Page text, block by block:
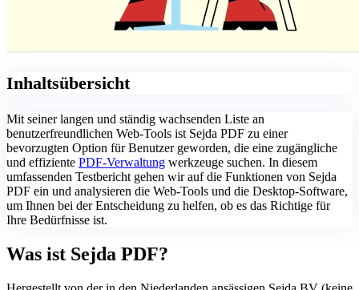
Inhaltsübersicht
Mit seiner langen und ständig wachsenden Liste an
benutzerfreundlichen Web-Tools ist Sejda PDF zu einer
bevorzugten Option für Benutzer geworden, die eine zugängliche
und effiziente PDF-Verwaltung werkzeuge suchen. In diesem
umfassenden Testbericht gehen wir auf die Funktionen von Sejda
PDF ein und analysieren die Web-Tools und die Desktop-Software,
um Ihnen bei der Entscheidung zu helfen, ob es das Richtige für
Ihre Bedürfnisse ist.
Was ist Sejda PDF?